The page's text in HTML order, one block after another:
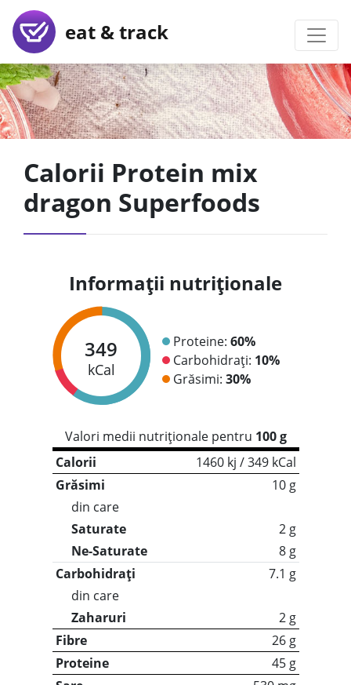
eat & track
Calorii Protein mix
dragon Superfoods
Informații nutriționale
349
kCal
Proteine: 60%
Carbohidrați: 10%
Grăsimi: 30%
Valori medii nutriționale pentru 100 g
Calorii
1460 kj / 349 kCal
Grăsimi
10 g
din care
Saturate
2 g
Ne-Saturate
8 g
Carbohidrați
7.1 g
din care
Zaharuri
2 g
Fibre
26 g
Proteine
45 g